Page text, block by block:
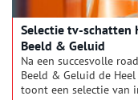
Selectie tv-schatten
Beeld & Geluid
Na een succesvolle
Beeld & Geluid de
toont een selectie van